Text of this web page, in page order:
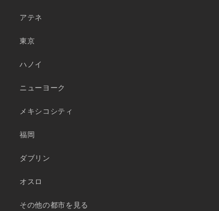
アテネ
東京
ハノイ
ニューヨーク
メキシコシティ
福岡
ダブリン
オスロ
その他の都市を見る